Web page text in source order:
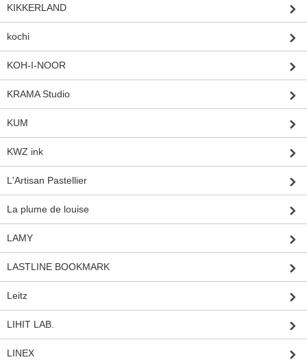
KIKKERLAND
kochi
KOH-I-NOOR
KRAMA Studio
KUM
KWZ ink
L'Artisan Pastellier
La plume de louise
LAMY
LASTLINE BOOKMARK
Leitz
LIHIT LAB.
LINEX